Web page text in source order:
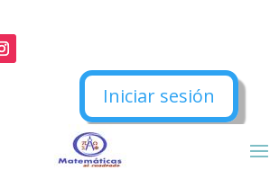
Iniciar sesión